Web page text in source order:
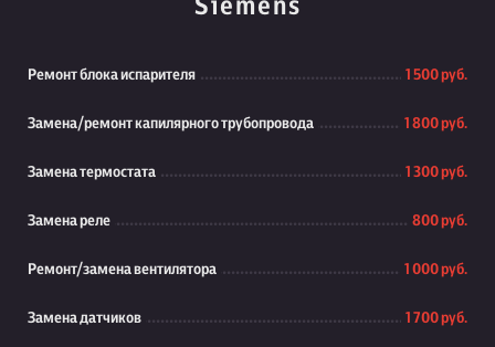
Siemens
Ремонт блока испарителя 1 500 руб.
Замена/ремонт капилярного трубопровода 1 800 руб.
Замена термостата 1 300 руб.
Замена реле 800 руб.
Ремонт/замена вентилятора 1 000 руб.
Замена датчиков 1 700 руб.